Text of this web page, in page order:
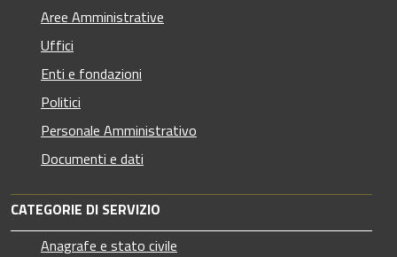
Aree Amministrative
Uffici
Enti e fondazioni
Politici
Personale Amministrativo
Documenti e dati
CATEGORIE DI SERVIZIO
Anagrafe e stato civile